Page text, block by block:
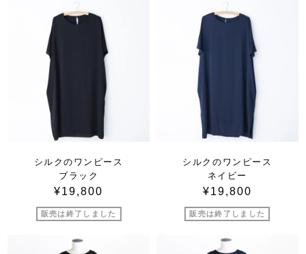
シルクのワンピース
ブラック
¥19,800
販売は終了しました
シルクのワンピース
ネイビー
¥19,800
販売は終了しました